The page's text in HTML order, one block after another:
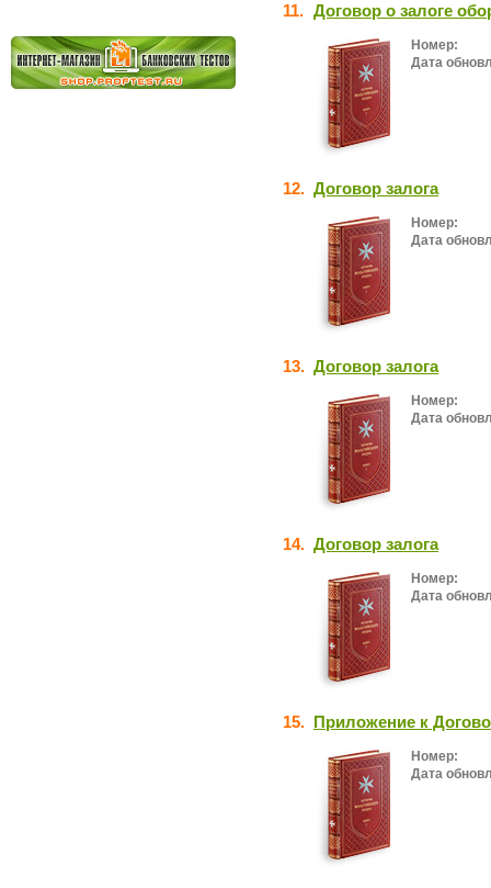
11. Договор о залоге
Номер:
Дата
12. Договор залога
Номер:
Дата
13. Договор залога
Номер:
Дата
14. Договор залога
Номер:
Дата
15. Приложение к
Номер:
Дата